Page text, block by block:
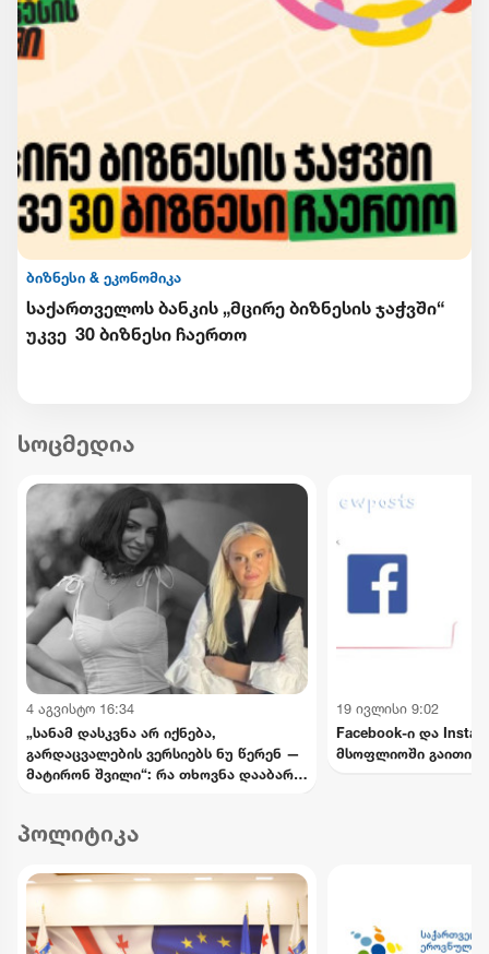
ბიზნესი & ეკონომიკა
საქართველოს ბანკის „მცირე ბიზნესის ჯაჭვში“
უკვე 30 ბიზნესი ჩაერთო
სოცმედია
4 აგვისტო 16:34
„სანამ დასკვნა არ იქნება,
გარდაცვალების ვერსიებს ნუ წერენ —
მატირონ შვილი“: რა თხოვნა დააბარა
19 ივლისი 9:02
Facebook-ი და
მსოფლიოში გაითიშა
პოლიტიკა